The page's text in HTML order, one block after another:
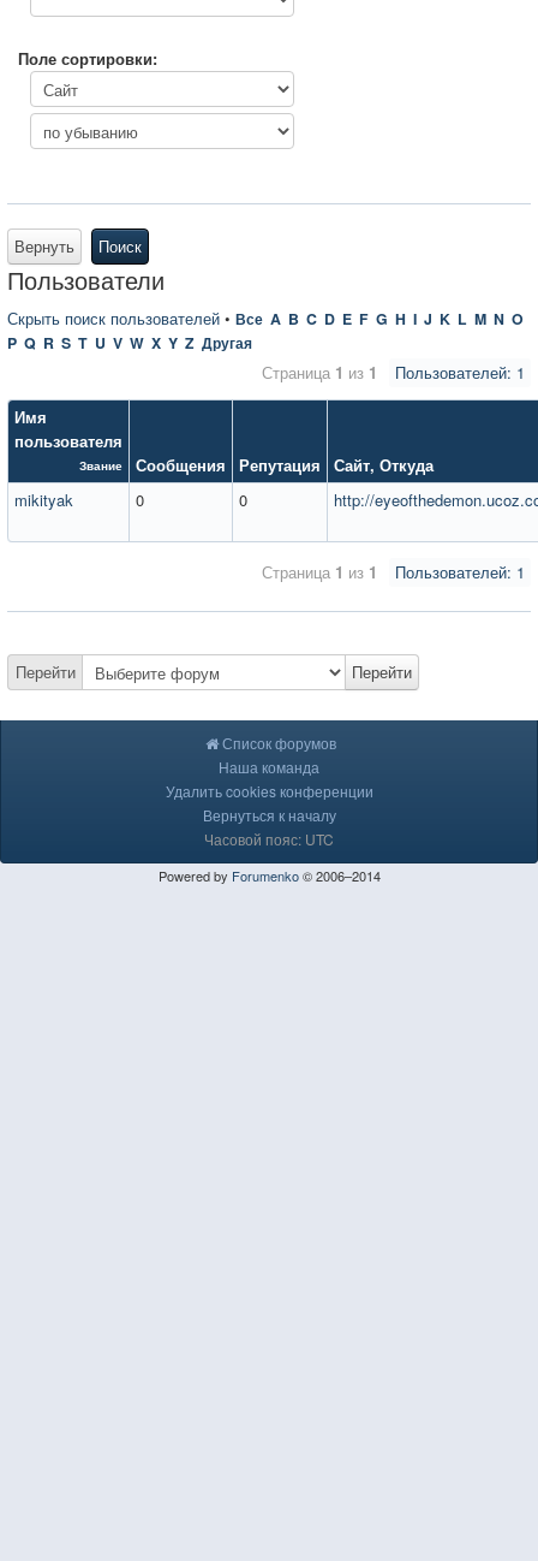
Поле сортировки:
Вернуть Поиск
Пользователи
Скрыть поиск пользователей • Все A B C D E F G H I J K L M N O
P Q R S T U V W X Y Z Другая
Пользователей: 1
Страница 1 из 1
Имя
пользователя
Звание Сообщения Репутация Сайт, Откуда
mikityak
0 0 http://
Пользователей: 1
Страница 1 из 1
Перейти Перейти
Список форумов
Наша команда
Удалить cookies конференции
Вернуться к началу
Часовой пояс: UTC
Powered by Forumenko© 2006–2014